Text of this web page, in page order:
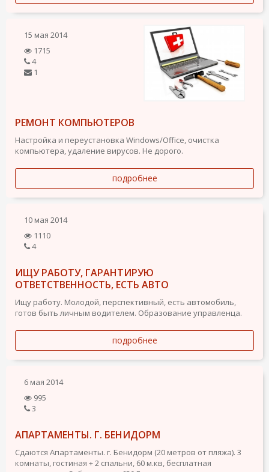
15 мая 2014
1715
4
1
РЕМОНТ КОМПЬЮТЕРОВ
Настройка и переустановка Windows/Office, очистка
компьютера, удаление вирусов. Не дорого.
подробнее
10 мая 2014
1110
4
ИЩУ РАБОТУ, ГАРАНТИРУЮ
ОТВЕТСТВЕННОСТЬ, ЕСТЬ АВТО
Ищу работу. Молодой, перспективный, есть автомобиль,
готов быть личным водителем. Образование управленца.
подробнее
6 мая 2014
995
3
АПАРТАМЕНТЫ. Г. БЕНИДОРМ
Сдаются Апартаменты. г. Бенидорм (20 метров от пляжа). 3
комнаты, гостиная + 2 спальни, 60 м.кв, бесплатная